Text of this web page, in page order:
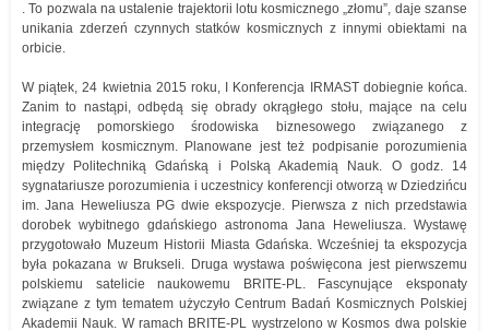
. To pozwala na ustalenie trajektorii lotu kosmicznego „złomu”, daje szanse
unikania zderzeń czynnych statków kosmicznych z innymi obiektami na
orbicie.
W piątek, 24 kwietnia 2015 roku, I Konferencja IRMAST dobiegnie końca.
Zanim to nastąpi, odbędą się obrady okrągłego stołu, mające na celu
integrację pomorskiego środowiska biznesowego związanego z
przemysłem kosmicznym. Planowane jest też podpisanie porozumienia
między Politechniką Gdańską i Polską Akademią Nauk. O godz. 14
sygnatariusze porozumienia i uczestnicy konferencji otworzą w Dziedzińcu
im. Jana Heweliusza PG dwie ekspozycje. Pierwsza z nich przedstawia
dorobek wybitnego gdańskiego astronoma Jana Heweliusza. Wystawę
przygotowało Muzeum Historii Miasta Gdańska. Wcześniej ta ekspozycja
była pokazana w Brukseli. Druga wystawa poświęcona jest pierwszemu
polskiemu satelicie naukowemu BRITE-PL. Fascynujące eksponaty
związane z tym tematem użyczyło Centrum Badań Kosmicznych Polskiej
Akademii Nauk. W ramach BRITE-PL wystrzelono w Kosmos dwa polskie